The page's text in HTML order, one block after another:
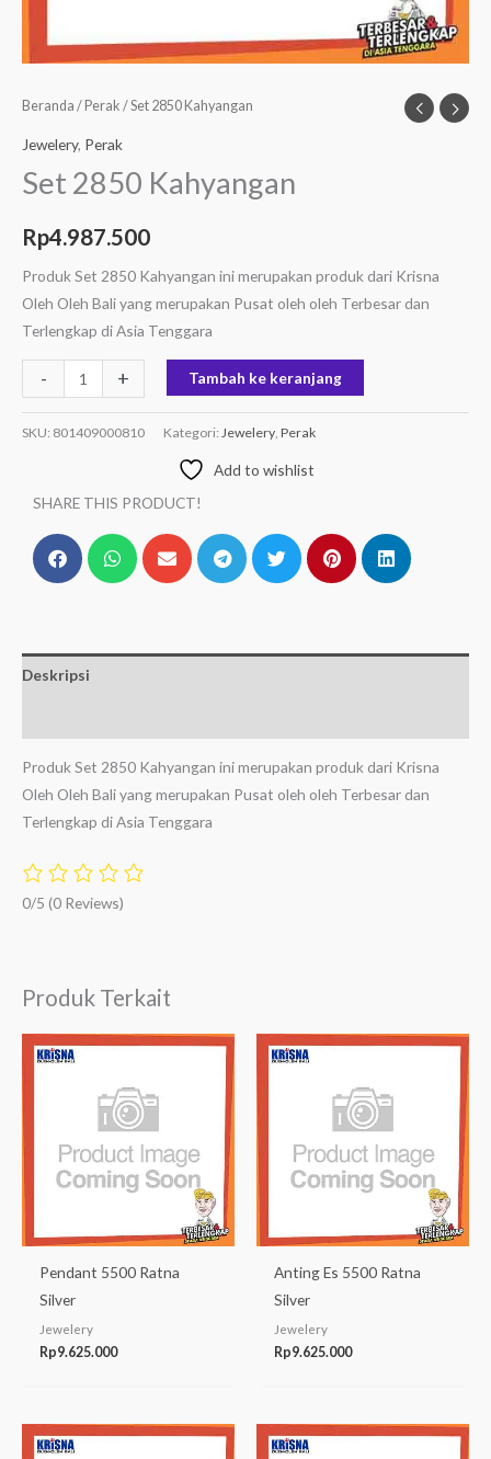
Beranda / Perak / Set 2850 Kahyangan
Jewelery, Perak
Set 2850 Kahyangan
Rp4.987.500
Produk Set 2850 Kahyangan ini merupakan produk dari Krisna
Oleh Oleh Bali yang merupakan Pusat oleh oleh Terbesar dan
Terlengkap di Asia Tenggara
- + Tambah ke keranjang
SKU: 801409000810 Kategori: Jewelery Perak
Add to wishlist
SHARE THIS PRODUCT!
Deskripsi
Produk Set 2850 Kahyangan ini merupakan produk dari Krisna
Oleh Oleh Bali yang merupakan Pusat oleh oleh Terbesar dan
Terlengkap di Asia Tenggara
0/5 (0 Reviews)
Produk Terkait
Pendant 5500 Ratna
Silver
Jewelery
Rp9.625.000
Anting Es 5500 Ratna
Silver
Jewelery
Rp9.625.000